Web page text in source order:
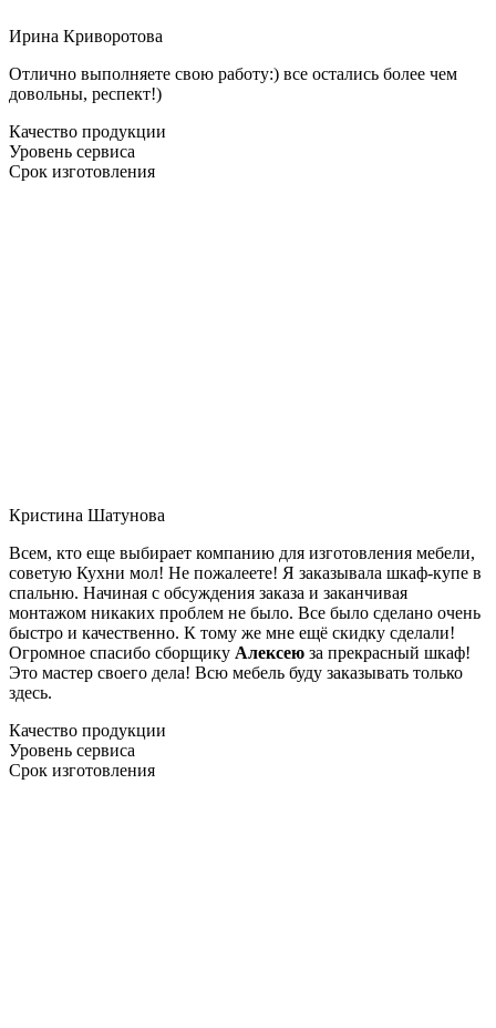
Ирина Криворотова
Отлично выполняете свою работу:) все остались более чем
довольны, респект!)
Качество продукции
Уровень сервиса
Срок изготовления
Кристина Шатунова
Всем, кто еще выбирает компанию для изготовления мебели,
советую Кухни мол! Не пожалеете! Я заказывала шкаф-купе в
спальню. Начиная с обсуждения заказа и заканчивая
монтажом никаких проблем не было. Все было сделано очень
быстро и качественно. К тому же мне ещё скидку сделали!
Огромное спасибо сборщику Алексею за прекрасный шкаф!
Это мастер своего дела! Всю мебель буду заказывать только
здесь.
Качество продукции
Уровень сервиса
Срок изготовления